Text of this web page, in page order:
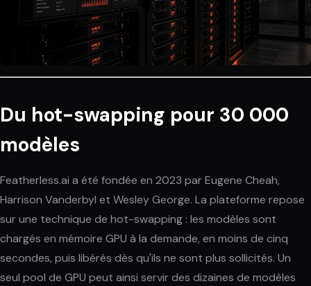
Du hot-swapping pour 30 000
modèles
Featherless.ai a été fondée en 2023 par Eugene Cheah,
Harrison Vanderbyl et Wesley George. La plateforme repose
sur une technique de hot-swapping : les modèles sont
chargés en mémoire GPU à la demande, en moins de cinq
secondes, puis libérés dès qu'ils ne sont plus sollicités. Un
seul pool de GPU peut ainsi servir des dizaines de modèles